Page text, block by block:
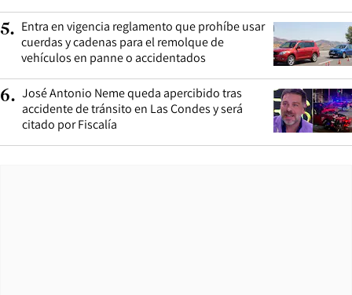
5. Entra en vigencia reglamento que prohíbe usar
cuerdas y cadenas para el remolque de
vehículos en panne o accidentados
6. José Antonio Neme queda apercibido tras
accidente de tránsito en Las Condes y será
citado por Fiscalía